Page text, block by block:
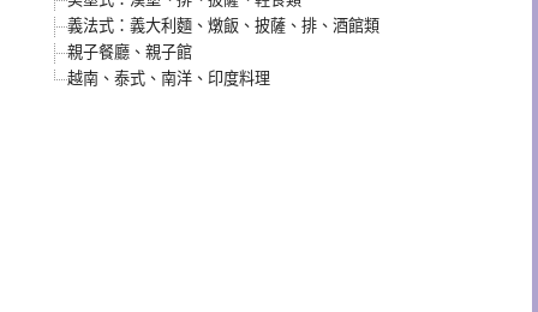
義法式：義大利麵、燉飯、披薩、排、酒館類
親子餐廳、親子館
越南、泰式、南洋、印度料理